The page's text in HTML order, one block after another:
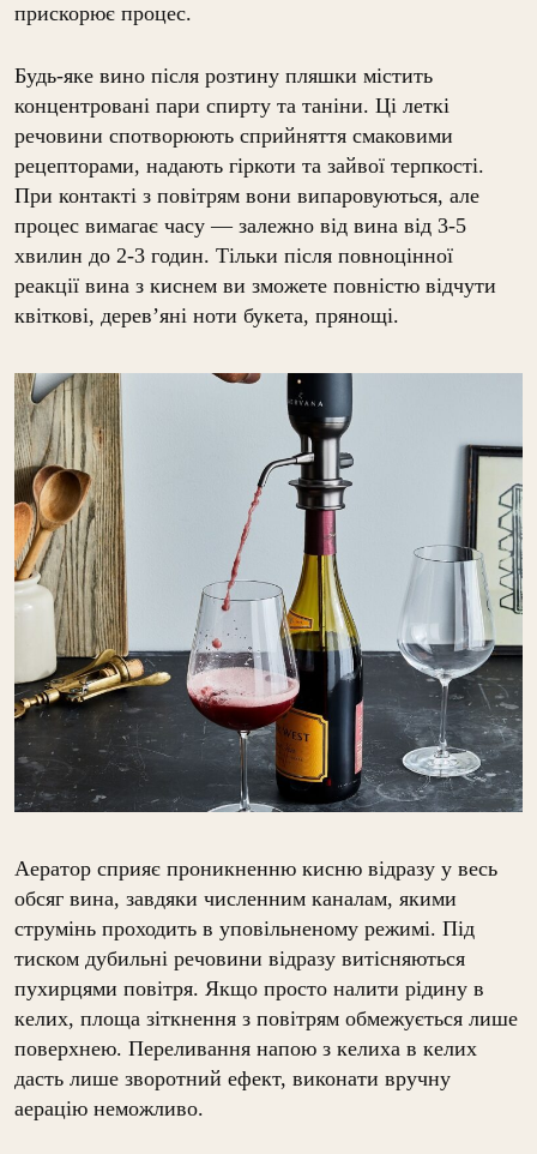
прискорює процес.
Будь-яке вино після розтину пляшки містить
концентровані пари спирту та таніни. Ці леткі
речовини спотворюють сприйняття смаковими
рецепторами, надають гіркоти та зайвої терпкості.
При контакті з повітрям вони випаровуються, але
процес вимагає часу — залежно від вина від 3-5
хвилин до 2-3 годин. Тільки після повноцінної
реакції вина з киснем ви зможете повністю відчути
квіткові, дерев’яні ноти букета, прянощі.
Аератор сприяє проникненню кисню відразу у весь
обсяг вина, завдяки численним каналам, якими
струмінь проходить в уповільненому режимі. Під
тиском дубильні речовини відразу витісняються
пухирцями повітря. Якщо просто налити рідину в
келих, площа зіткнення з повітрям обмежується лише
поверхнею. Переливання напою з келиха в келих
дасть лише зворотний ефект, виконати вручну
аерацію неможливо.